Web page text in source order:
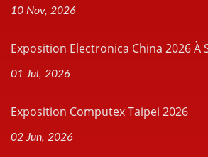
10 Nov, 2026
Exposition Electronica China 2026 À
01 Jul, 2026
Exposition Computex Taipei 2026
02 Jun, 2026